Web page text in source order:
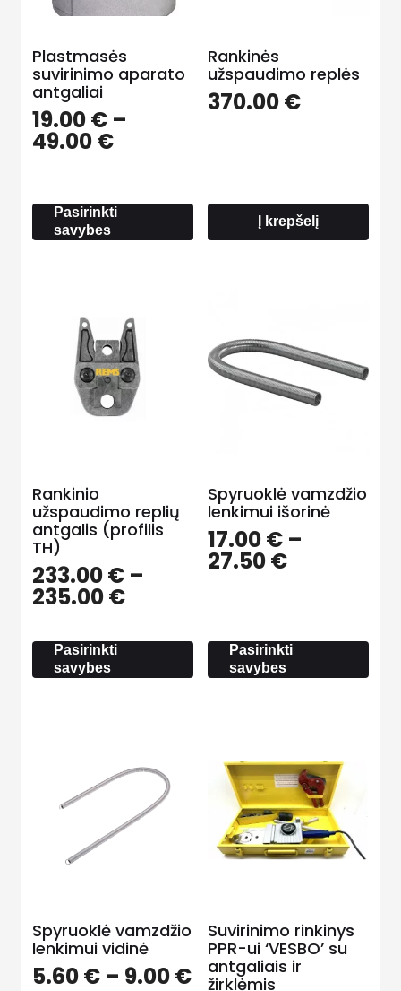
Plastmasės
suvirinimo aparato
antgaliai
19.00€ –
49.00€Price
through
49.00 €
Pasirinkti
savybes
Rankinės
užspaudimo replės
370.00€
Į krepšelį
Rankinio
užspaudimo replių
antgalis (profilis
TH)
233.00€ –
235.00€Price
233.00 €
235.00 €
Pasirinkti
savybes
Spyruoklė vamzdžio
lenkimui išorinė
17.00€ –
27.50€Price
27.50 €
Pasirinkti
savybes
Spyruoklė vamzdžio
lenkimui vidinė
5.60€ – 9.00€Price
Suvirinimo rinkinys
PPR-ui ‘VESBO’ su
antgaliais ir
žirklėmis